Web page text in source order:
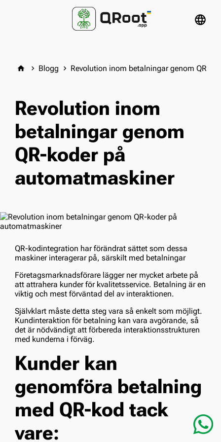
language
home keyboard_arrow_right Blogg keyboard_arrow_right Revolution inom betalningar genom QR-
Revolution inom
betalningar genom
QR-koder på
automatmaskiner
QR-kodintegration har förändrat sättet som dessa
maskiner interagerar på, särskilt med betalningar
Företagsmarknadsförare lägger ner mycket arbete på
att attrahera kunder för kvalitetsservice. Betalning är en
viktig och mest förväntad del av interaktionen.
Självklart måste detta steg vara så enkelt som möjligt.
Kundinteraktion för betalning kan vara avgörande, så
det är nödvändigt att förbereda interaktionsstrukturen
med kunderna i förväg.
Kunder kan
genomföra betalning
med QR-kod tack
vare: